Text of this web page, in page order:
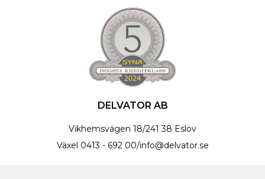
DELVATOR AB
Vikhemsvägen 18/241 38 Eslöv
Växel 0413 - 692 00/info@delvator.se